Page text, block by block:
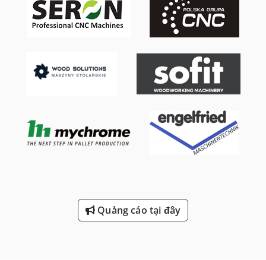
Quảng cáo tại đây